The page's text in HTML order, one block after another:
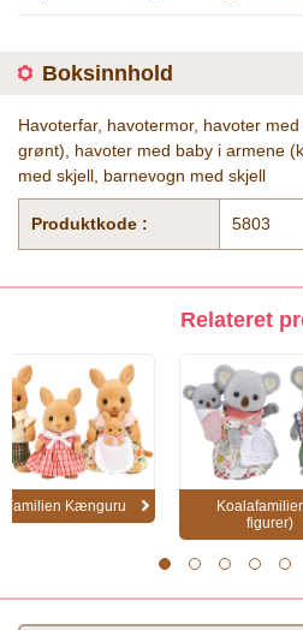
Boksinnhold
Havoterfar, havotermor, havoter
grønt), havoter med baby i armene
med skjell, barnevogn med skjell
Produktkode : 5803
Relateret
Familien Kænguru
figurer)